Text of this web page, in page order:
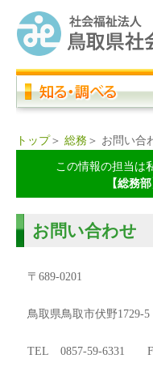
トップ＞ 総務 ＞ お問い合
この情報の担当は
【総務部
お問い合わせ
〒 689-0201
鳥取県鳥取市伏野1729-5
TEL 0857-59-6331